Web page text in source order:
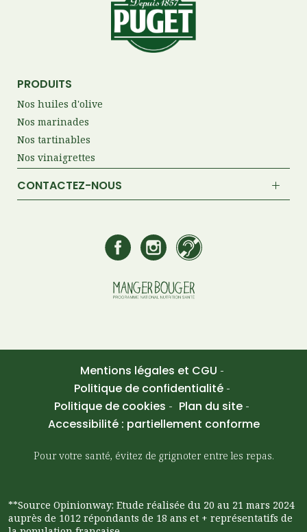
PRODUITS
Nos huiles d'olive
Nos marinades
Nos tartinables
Nos vinaigrettes
CONTACTEZ-NOUS
Mentions légales et CGU
Politique de confidentialité
Politique de cookies
Plan du site
Accessibilité : partiellement conforme
Pour votre santé, évitez de grignoter entre les repas.
**Source Opinionway: Etude réalisée du 20 au 21 mars 2024
auprès de 1012 répondants de 18 ans et + représentatifs de